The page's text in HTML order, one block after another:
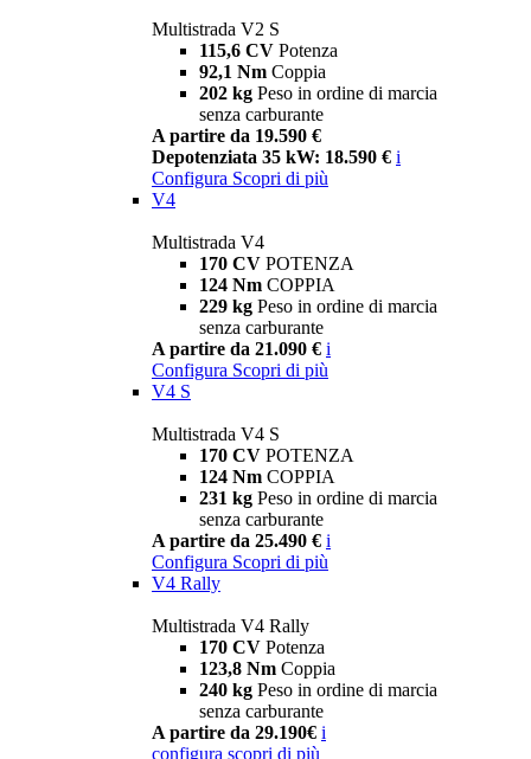
Multistrada V2 S
115,6 CV Potenza
92,1 Nm Coppia
202 kg Peso in ordine di marcia
senza carburante
A partire da 19.590 €
Depotenziata 35 kW: 18.590 € i
Configura Scopri di più
V4
Multistrada V4
170 CV POTENZA
124 Nm COPPIA
229 kg Peso in ordine di marcia
senza carburante
A partire da 21.090 € i
Configura Scopri di più
V4 S
Multistrada V4 S
170 CV POTENZA
124 Nm COPPIA
231 kg Peso in ordine di marcia
senza carburante
A partire da 25.490 € i
Configura Scopri di più
V4 Rally
Multistrada V4 Rally
170 CV Potenza
123,8 Nm Coppia
240 kg Peso in ordine di marcia
senza carburante
A partire da 29.190€ i
configura scopri di più